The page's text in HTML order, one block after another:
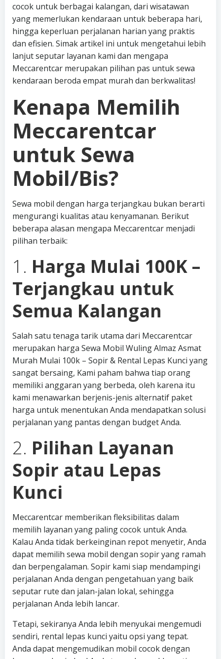
cocok untuk berbagai kalangan, dari wisatawan
yang memerlukan kendaraan untuk beberapa hari,
hingga keperluan perjalanan harian yang praktis
dan efisien. Simak artikel ini untuk mengetahui lebih
lanjut seputar layanan kami dan mengapa
Meccarentcar merupakan pilihan pas untuk sewa
kendaraan beroda empat murah dan berkwalitas!
Kenapa Memilih
Meccarentcar
untuk Sewa
Mobil/Bis?
Sewa mobil dengan harga terjangkau bukan berarti
mengurangi kualitas atau kenyamanan. Berikut
beberapa alasan mengapa Meccarentcar menjadi
pilihan terbaik:
1. Harga Mulai 100K –
Terjangkau untuk
Semua Kalangan
Salah satu tenaga tarik utama dari Meccarentcar
merupakan harga Sewa Mobil Wuling Almaz Asmat
Murah Mulai 100k – Sopir & Rental Lepas Kunci yang
sangat bersaing, Kami paham bahwa tiap orang
memiliki anggaran yang berbeda, oleh karena itu
kami menawarkan berjenis-jenis alternatif paket
harga untuk menentukan Anda mendapatkan solusi
perjalanan yang pantas dengan budget Anda.
2. Pilihan Layanan
Sopir atau Lepas
Kunci
Meccarentcar memberikan fleksibilitas dalam
memilih layanan yang paling cocok untuk Anda.
Kalau Anda tidak berkeinginan repot menyetir, Anda
dapat memilih sewa mobil dengan sopir yang ramah
dan berpengalaman. Sopir kami siap mendampingi
perjalanan Anda dengan pengetahuan yang baik
seputar rute dan jalan-jalan lokal, sehingga
perjalanan Anda lebih lancar.
Tetapi, sekiranya Anda lebih menyukai mengemudi
sendiri, rental lepas kunci yaitu opsi yang tepat.
Anda dapat mengemudikan mobil cocok dengan